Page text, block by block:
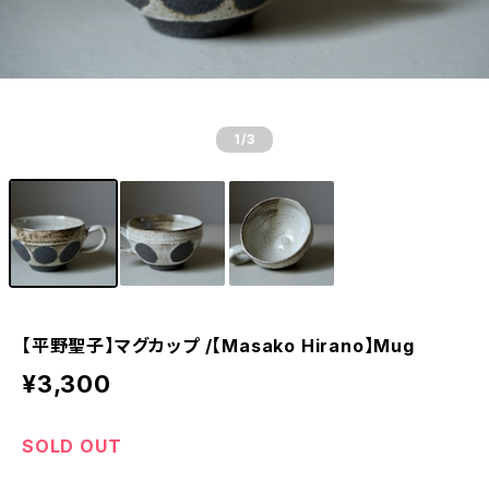
1 /3
【平野聖子】マグカップ /【Masako Hirano】Mug
¥3,300
SOLD OUT